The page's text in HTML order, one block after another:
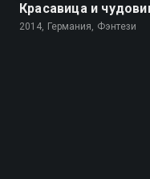
Красавица и
2014, Германия, Фэнтези